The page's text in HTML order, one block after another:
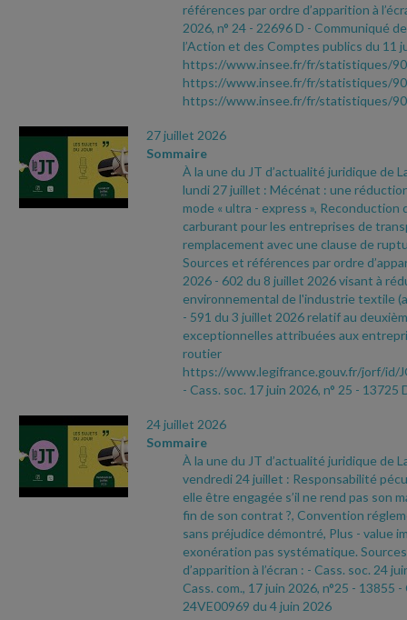
références par ordre d’apparition à
2026, n° 24 - 22696 D - Communiqué
l’Action et des Comptes publics du 11
https://www.insee.fr/fr/statistiques/
https://www.insee.fr/fr/statistiques/
https://www.insee.fr/fr/statistiques/
27 juillet 2026
Sommaire
À la une du JT d’actualité juridique de
lundi 27 juillet : Mécénat : une
mode « ultra - express », Reconduction
carburant pour les entreprises de
remplacement avec une clause de
Sources et références par ordre
2026 - 602 du 8 juillet 2026 visant à
environnemental de l'industrie textile
- 591 du 3 juillet 2026 relatif au
exceptionnelles attribuées aux
routier
https://www.legifrance.gouv.fr/jorf/id/
- Cass. soc. 17 juin 2026, n° 25 - 13725
24 juillet 2026
Sommaire
À la une du JT d’actualité juridique de
vendredi 24 juillet : Responsabilité
elle être engagée s’il ne rend pas son
fin de son contrat ?, Convention
sans préjudice démontré, Plus - value
exonération pas systématique.
d’apparition à l’écran : - Cass. soc. 24
Cass. com., 17 juin 2026, n°25 - 13855 -
24VE00969 du 4 juin 2026